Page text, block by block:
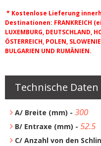
* Kostenlose Lieferung
Destinationen: FRANKREICH
LUXEMBURG, DEUTSCHLAND,
ÖSTERREICH, POLEN,
BULGARIEN UND RUMÄNIEN.
Technische Daten
A/ Breite (mm) - 300
B/ Entraxe (mm) - 52.5
C/ Anzahl von den